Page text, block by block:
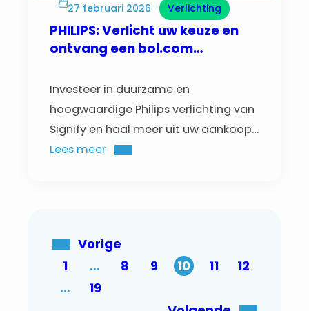
27 februari 2026 Verlichting
PHILIPS: Verlicht uw keuze en
ontvang een bol.com
Investeer in duurzame en
hoogwaardige Philips verlichting van
Signify en haal meer uit uw aankoop.
Bij bestelling van één set van een van
niet alleen van hoogwaardige
kwaliteit, maar ook van direct…
Lees meer
Vorige
1
… 8 9 10 11
12
…
19